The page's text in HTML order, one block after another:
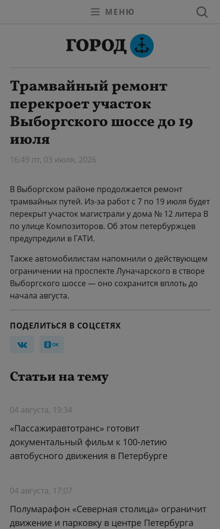
МЕНЮ
Трамвайный ремонт
перекроет участок
Выборгского шоссе до 19
июля
16:49 пт, 03 июля, 2026
В Выборгском районе продолжается ремонт
трамвайных путей. Из-за работ с 7 по 19 июля будет
перекрыт участок магистрали у дома № 12 литера В
по улице Композиторов. Об этом петербуржцев
предупредили в ГАТИ.
Также автомобилистам напомнили о действующем
ограничении на проспекте Луначарского в створе
Выборгского шоссе — оно сохранится вплоть до
начала августа.
ПОДЕЛИТЬСЯ В СОЦСЕТЯХ
Статьи на тему
04 августа, 19:34
«Пассажиравтотранс» готовит
документальный фильм к 100-летию
автобусного движения в Петербурге
04 августа, 17:07
Полумарафон «Северная столица» ограничит
движение и парковку в центре Петербурга